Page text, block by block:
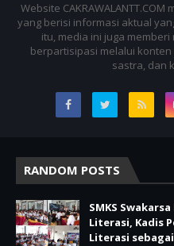
Website
yang berisi informasi aktual
itu, media ini juga
berpartisipasi melalui
sastra, dan
RANDOM POSTS
SMKS
Literasi, Kadis
Literasi